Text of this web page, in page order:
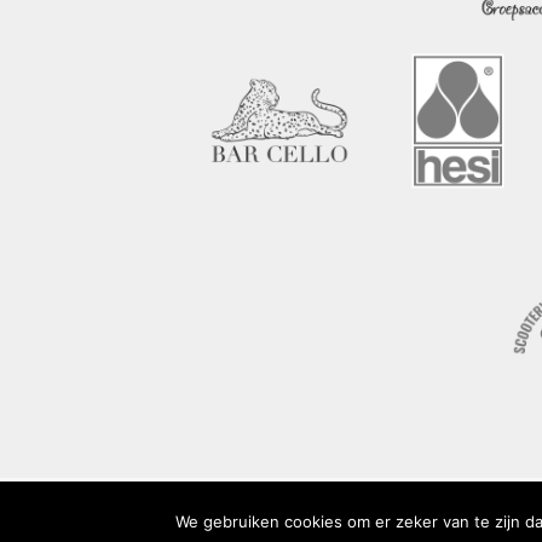
We gebruiken cookies om er zeker van te zijn